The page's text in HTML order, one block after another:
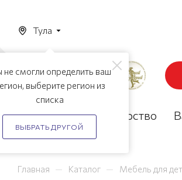
Тула
смогли определить ваш
выберите регион из
списка
ВЫБРАТЬ ДРУГОЙ
Акции Партнерство
Главная — Каталог — Мебель для